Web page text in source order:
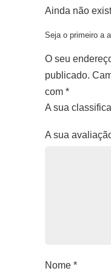
Ainda não
Seja o primeiro a
O seu
publicado.
com *
A sua
A sua
Nome *